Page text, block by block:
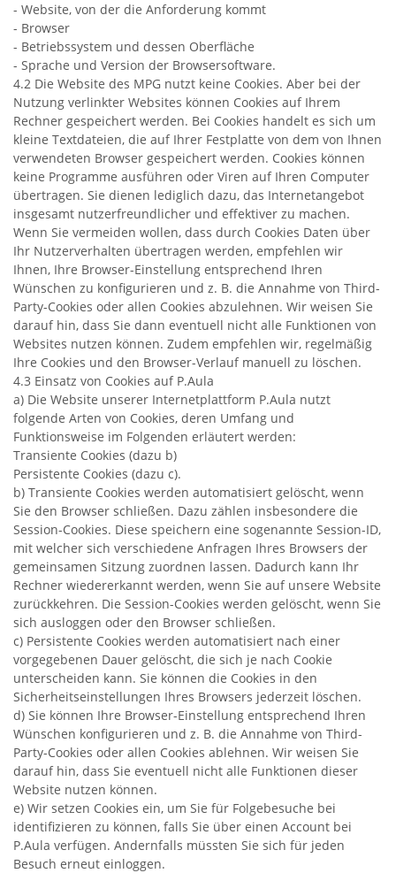
- Website, von der die Anforderung kommt
- Browser
- Betriebssystem und dessen Oberfläche
- Sprache und Version der Browsersoftware.
4.2 Die Website des MPG nutzt keine Cookies. Aber bei der
Nutzung verlinkter Websites können Cookies auf Ihrem
Rechner gespeichert werden. Bei Cookies handelt es sich um
kleine Textdateien, die auf Ihrer Festplatte von dem von Ihnen
verwendeten Browser gespeichert werden. Cookies können
keine Programme ausführen oder Viren auf Ihren Computer
übertragen. Sie dienen lediglich dazu, das Internetangebot
insgesamt nutzerfreundlicher und effektiver zu machen.
Wenn Sie vermeiden wollen, dass durch Cookies Daten über
Ihr Nutzerverhalten übertragen werden, empfehlen wir
Ihnen, Ihre Browser-Einstellung entsprechend Ihren
Wünschen zu konfigurieren und z. B. die Annahme von Third-
Party-Cookies oder allen Cookies abzulehnen. Wir weisen Sie
darauf hin, dass Sie dann eventuell nicht alle Funktionen von
Websites nutzen können. Zudem empfehlen wir, regelmäßig
Ihre Cookies und den Browser-Verlauf manuell zu löschen.
4.3 Einsatz von Cookies auf P.Aula
a) Die Website unserer Internetplattform P.Aula nutzt
folgende Arten von Cookies, deren Umfang und
Funktionsweise im Folgenden erläutert werden:
Transiente Cookies (dazu b)
Persistente Cookies (dazu c).
b) Transiente Cookies werden automatisiert gelöscht, wenn
Sie den Browser schließen. Dazu zählen insbesondere die
Session-Cookies. Diese speichern eine sogenannte Session-ID,
mit welcher sich verschiedene Anfragen Ihres Browsers der
gemeinsamen Sitzung zuordnen lassen. Dadurch kann Ihr
Rechner wiedererkannt werden, wenn Sie auf unsere Website
zurückkehren. Die Session-Cookies werden gelöscht, wenn Sie
sich ausloggen oder den Browser schließen.
c) Persistente Cookies werden automatisiert nach einer
vorgegebenen Dauer gelöscht, die sich je nach Cookie
unterscheiden kann. Sie können die Cookies in den
Sicherheitseinstellungen Ihres Browsers jederzeit löschen.
d) Sie können Ihre Browser-Einstellung entsprechend Ihren
Wünschen konfigurieren und z. B. die Annahme von Third-
Party-Cookies oder allen Cookies ablehnen. Wir weisen Sie
darauf hin, dass Sie eventuell nicht alle Funktionen dieser
Website nutzen können.
e) Wir setzen Cookies ein, um Sie für Folgebesuche bei
identifizieren zu können, falls Sie über einen Account bei
P.Aula verfügen. Andernfalls müssten Sie sich für jeden
Besuch erneut einloggen.